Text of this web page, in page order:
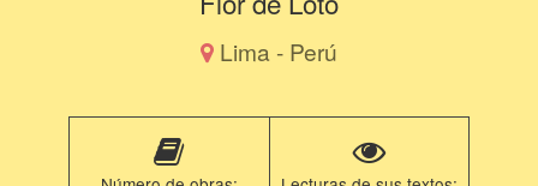
Lima - Perú